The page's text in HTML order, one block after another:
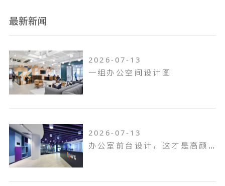
最新新闻
2026-07-13
一组办公空间设计图
2026-07-13
办公室前台设计，这才是高颜值的前台